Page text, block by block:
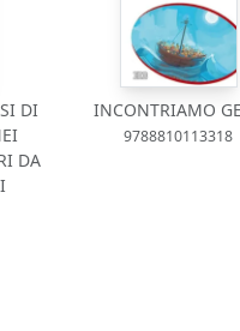
DI
DA
INCONTRIAMO
9788810113318